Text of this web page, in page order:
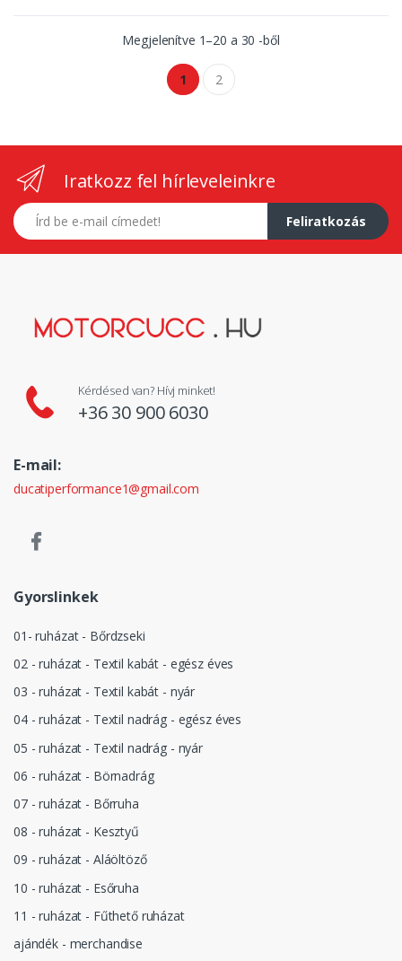
Megjelenítve 1–20 a 30 -ből
1 2
Iratkozz fel hírleveleinkre
E-mail címed
Feliratkozás
Kérdésed van? Hívj minket!
+36 30 900 6030
E-mail:
ducatiperformance1@gmail.com
Gyorslinkek
01- ruházat - Bőrdzseki
02 - ruházat - Textil kabát - egész éves
03 - ruházat - Textil kabát - nyár
04 - ruházat - Textil nadrág - egész éves
05 - ruházat - Textil nadrág - nyár
06 - ruházat - Börnadrág
07 - ruházat - Bőrruha
08 - ruházat - Kesztyű
09 - ruházat - Aláöltöző
10 - ruházat - Esőruha
11 - ruházat - Fűthető ruházat
ajándék - merchandise